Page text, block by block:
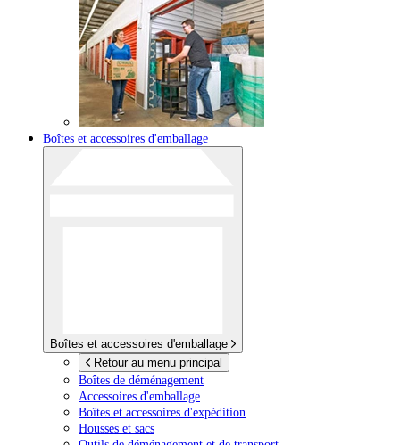
Boîtes et accessoires d'emballage
Boîtes et accessoires d'emballage
Retour au menu principal
Boîtes de déménagement
Accessoires d'emballage
Boîtes et accessoires d'expédition
Housses et sacs